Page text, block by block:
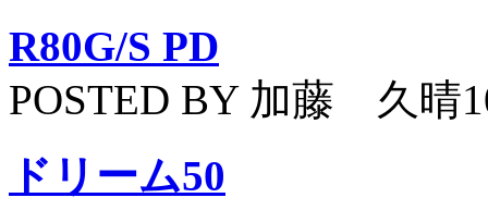
R80G/S PD
POSTED BY 加藤 久晴
ドリーム50